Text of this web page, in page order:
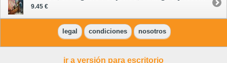
9.45 €
legal condiciones nosotros
ir a versión para escritorio